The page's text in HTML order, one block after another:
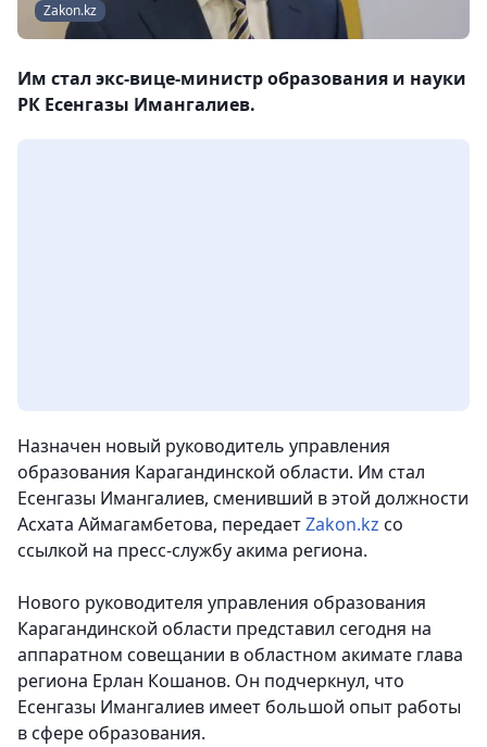
Zakon.kz
Им стал экс-вице-министр образования и науки
РК Есенгазы Имангалиев.
Назначен новый руководитель управления
образования Карагандинской области. Им стал
Есенгазы Имангалиев, сменивший в этой должности
Асхата Аймагамбетова, передаетZakon.kz со
ссылкой на пресс-службу акима региона.
Нового руководителя управления образования
Карагандинской области представил сегодня на
аппаратном совещании в областном акимате глава
региона Ерлан Кошанов. Он подчеркнул, что
Есенгазы Имангалиев имеет большой опыт работы
в сфере образования.